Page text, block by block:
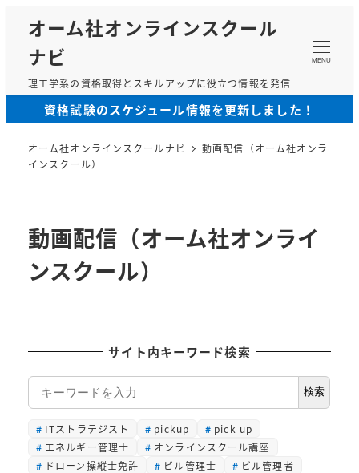
ン
オーム社オンラインスクール
ナビ
理工学系の資格取得とスキルアップに役立つ情報を発信
MENU
資格試験のスケジュール情報を更新しました！
オーム社オンラインスクールナビ
動画配信（オーム社オンラ
インスクール）
動画配信（オーム社オンライ
ンスクール）
サイト内キーワード検索
検
検索
ITストラテジスト pickup
pick up
エネルギー管理士
オンラインスクール講座
ドローン操縦士免許
ビル管理士
ビル管理者